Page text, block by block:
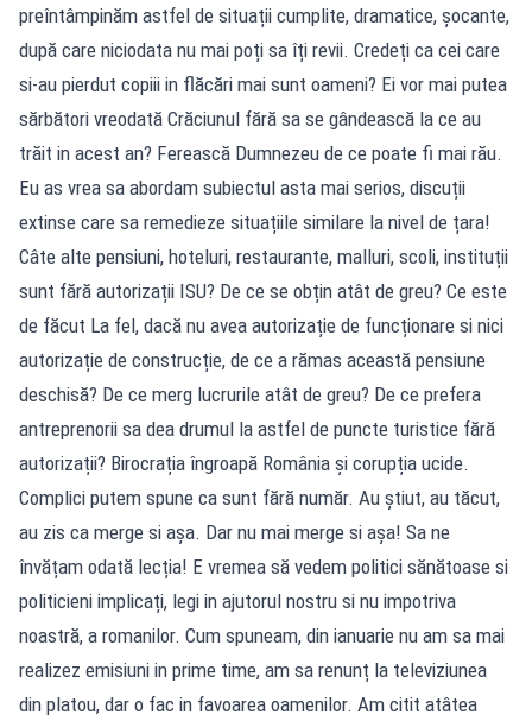
preîntâmpinăm astfel de situații cumplite, dramatice, șocante,
după care niciodata nu mai poți sa îți revii. Credeți ca cei care
si-au pierdut copiii in flăcări mai sunt oameni? Ei vor mai putea
sărbători vreodată Crăciunul fără sa se gândească la ce au
trăit in acest an? Ferească Dumnezeu de ce poate fi mai rău.
Eu as vrea sa abordam subiectul asta mai serios, discuții
extinse care sa remedieze situațiile similare la nivel de țara!
Câte alte pensiuni, hoteluri, restaurante, malluri, scoli, instituții
sunt fără autorizații ISU? De ce se obțin atât de greu? Ce este
de făcut La fel, dacă nu avea autorizație de funcționare si nici
autorizație de construcție, de ce a rămas această pensiune
deschisă? De ce merg lucrurile atât de greu? De ce prefera
antreprenorii sa dea drumul la astfel de puncte turistice fără
autorizații? Birocrația îngroapă România și corupția ucide.
Complici putem spune ca sunt fără număr. Au știut, au tăcut,
au zis ca merge si așa. Dar nu mai merge si așa! Sa ne
învățam odată lecția! E vremea să vedem politici sănătoase si
politicieni implicați, legi in ajutorul nostru si nu impotriva
noastră, a romanilor. Cum spuneam, din ianuarie nu am sa mai
realizez emisiuni in prime time, am sa renunț la televiziunea
din platou, dar o fac in favoarea oamenilor. Am citit atâtea